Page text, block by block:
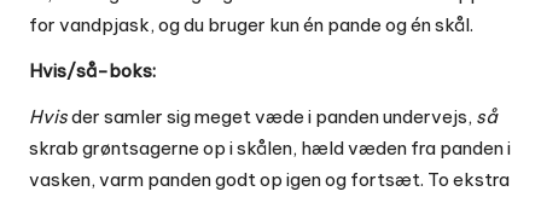
for vandpjask, og du bruger kun én pande og én skål.
Hvis/så-boks:
Hvisder samler sig meget væde i panden undervejs, så
skrab grøntsagerne op i skålen, hæld væden fra panden i
vasken, varm panden godt op igen og fortsæt. To ekstra